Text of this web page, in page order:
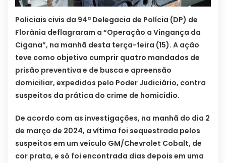
Policiais civis da 94ª Delegacia de Polícia (DP) de
Florânia deflagraram a “Operação a Vingança da
Cigana”, na manhã desta terça-feira (15). A ação
teve como objetivo cumprir quatro mandados de
prisão preventiva e de busca e apreensão
domiciliar, expedidos pelo Poder Judiciário, contra
suspeitos da prática do crime de homicídio.
De acordo com as investigações, na manhã do dia 2
de março de 2024, a vítima foi sequestrada pelos
suspeitos em um veículo GM/Chevrolet Cobalt, de
cor prata, e só foi encontrada dias depois em uma